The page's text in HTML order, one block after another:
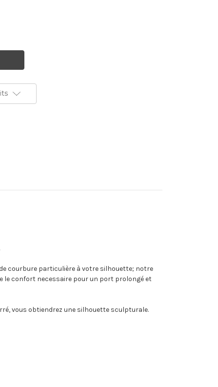
courbure particulière à votre silhouette; notre
le confort necessaire pour un port prolongé et
vous obtiendrez une silhouette sculpturale.